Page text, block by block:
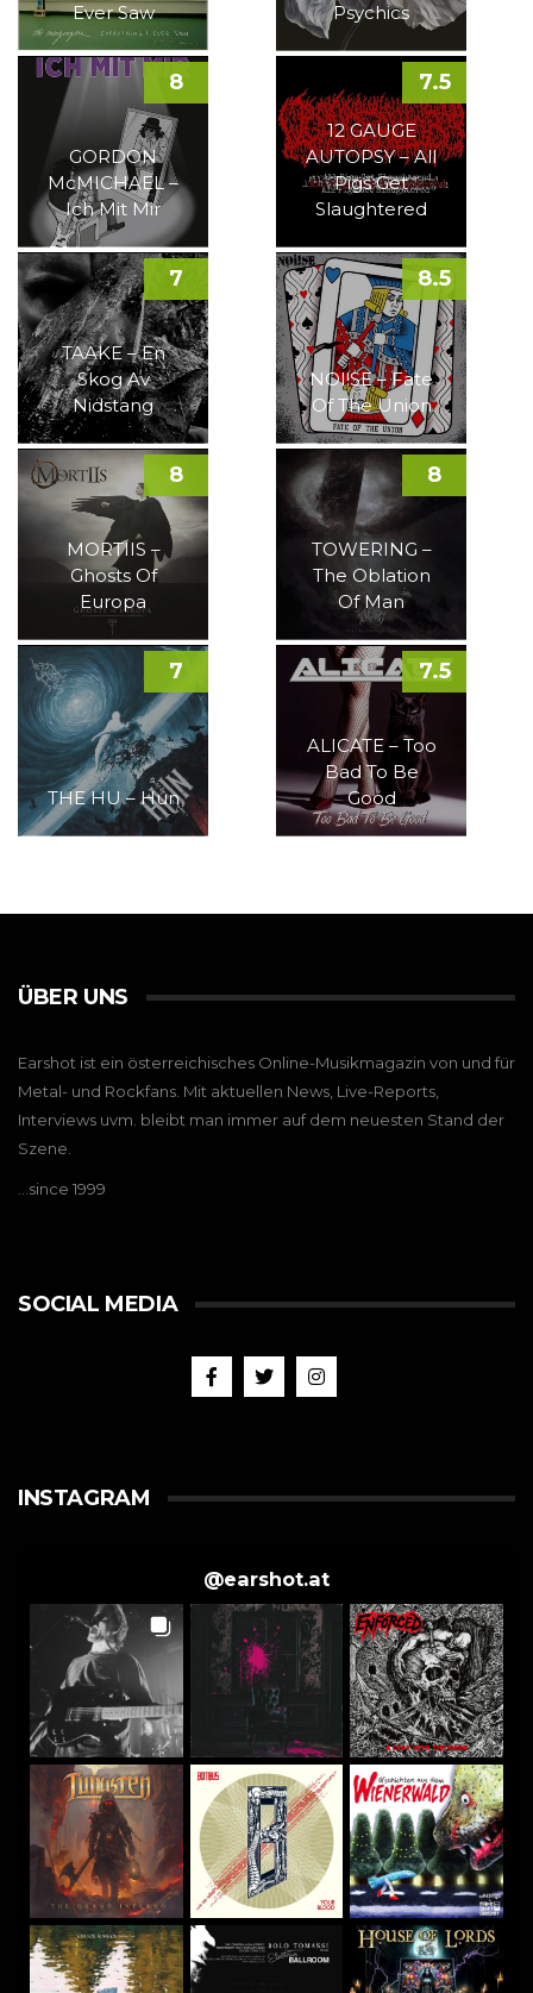
Ever Saw
Psychics
GORDON
McMICHAEL –
Ich Mit Mir
8
12 GAUGE
AUTOPSY – All
Pigs Get
Slaughtered
7.5
TAAKE – En
Skog Av
Nidstang
7
NOI!SE – Fate
Of The Union
8.5
MORTIIS –
Ghosts Of
Europa
8
TOWERING –
The Oblation
Of Man
8
THE HU – Hun
7
ALICATE – Too
Bad To Be
Good
7.5
ÜBER UNS
Earshot ist ein österreichisches Online-Musikmagazin von und für
Metal- und Rockfans. Mit aktuellen News, Live-Reports,
Interviews uvm. bleibt man immer auf dem neuesten Stand der
Szene.
…since 1999
SOCIAL MEDIA
INSTAGRAM
@earshot.at